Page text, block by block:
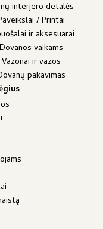
interjero detalės
/ Printai
ir aksesuarai
Dovanos vaikams
Vazonai ir vazos
pakavimas